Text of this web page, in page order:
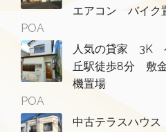
エアコン バイク
POA
人気の貸家 3K
丘駅徒歩8分 敷
機置場
POA
中古テラスハウス